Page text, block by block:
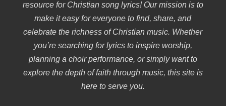
resource for Christian song lyrics! Our mission is to
make it easy for everyone to find, share, and
celebrate the richness of Christian music. Whether
you’re searching for lyrics to inspire worship,
planning a choir performance, or simply want to
explore the depth of faith through music, this site is
here to serve you.